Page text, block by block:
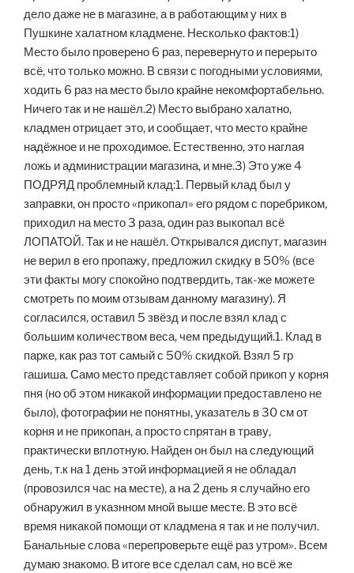
дело даже не в магазине, а в работающим у них в
Пушкине халатном кладмене. Несколько фактов:1)
Место было проверено 6 раз, перевернуто и перерыто
всё, что только можно. В связи с погодными условиями,
ходить 6 раз на место было крайне некомфортабельно.
Ничего так и не нашёл.2) Место выбрано халатно,
кладмен отрицает это, и сообщает, что место крайне
надёжное и не проходимое. Естественно, это наглая
ложь и администрации магазина, и мне.3) Это уже 4
ПОДРЯД проблемный клад:1. Первый клад был у
заправки, он просто «прикопал» его рядом с поребриком,
приходил на место 3 раза, один раз выкопал всё
ЛОПАТОЙ. Так и не нашёл. Открывался диспут, магазин
не верил в его пропажу, предложил скидку в 50% (все
эти факты могу спокойно подтвердить, так-же можете
смотреть по моим отзывам данному магазину). Я
согласился, оставил 5 звёзд и после взял клад с
большим количеством веса, чем предыдущий.1. Клад в
парке, как раз тот самый с 50% скидкой. Взял 5 гр
гашиша. Само место представляет собой прикоп у корня
пня (но об этом никакой информации предоставлено не
было), фотографии не понятны, указатель в 30 см от
корня и не прикопан, а просто спрятан в траву,
практически вплотную. Найден он был на следующий
день, т.к на 1 день этой информацией я не обладал
(провозился час на месте), а на 2 день я случайно его
обнаружил в указнном мной выше месте. В это всё
время никакой помощи от кладмена я так и не получил.
Банальные слова «перепроверьте ещё раз утром». Всем
думаю знакомо. В итоге все сделал сам, но всё же